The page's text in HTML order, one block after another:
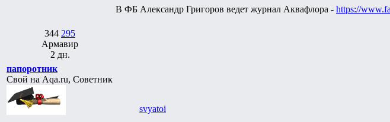
344 295
Армавир
2 дн.
В ФБ Александр Григоров ведет журнал Аквафлора - https://
папоротник
Свой на Aqa.ru, Советник
svyatoi